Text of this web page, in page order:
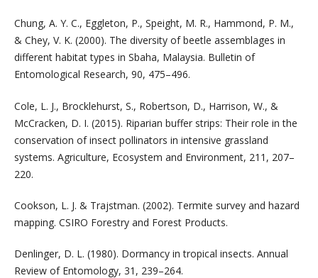
Chung, A. Y. C., Eggleton, P., Speight, M. R., Hammond, P. M.,
& Chey, V. K. (2000). The diversity of beetle assemblages in
different habitat types in Sbaha, Malaysia. Bulletin of
Entomological Research, 90, 475–496.
Cole, L. J., Brocklehurst, S., Robertson, D., Harrison, W., &
McCracken, D. I. (2015). Riparian buffer strips: Their role in the
conservation of insect pollinators in intensive grassland
systems. Agriculture, Ecosystem and Environment, 211, 207–
220.
Cookson, L. J. & Trajstman. (2002). Termite survey and hazard
mapping. CSIRO Forestry and Forest Products.
Denlinger, D. L. (1980). Dormancy in tropical insects. Annual
Review of Entomology, 31, 239–264.